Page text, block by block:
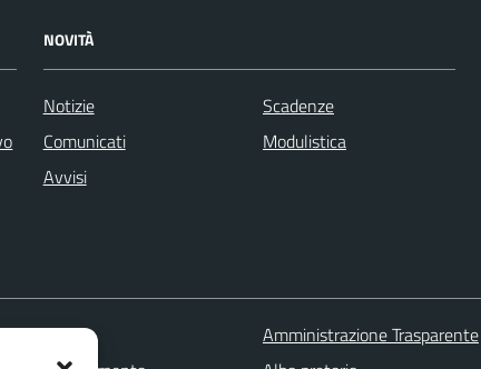
NOVITÀ
Notizie
Comunicati
Avvisi
Scadenze
Modulistica
Amministrazione Trasparente